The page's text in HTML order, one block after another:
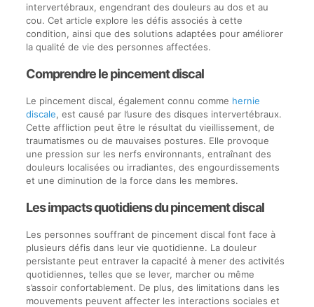
intervertébraux, engendrant des douleurs au dos et au
cou. Cet article explore les défis associés à cette
condition, ainsi que des solutions adaptées pour améliorer
la qualité de vie des personnes affectées.
Comprendre le pincement discal
Le pincement discal, également connu comme hernie
discale, est causé par l’usure des disques intervertébraux.
Cette affliction peut être le résultat du vieillissement, de
traumatismes ou de mauvaises postures. Elle provoque
une pression sur les nerfs environnants, entraînant des
douleurs localisées ou irradiantes, des engourdissements
et une diminution de la force dans les membres.
Les impacts quotidiens du pincement discal
Les personnes souffrant de pincement discal font face à
plusieurs défis dans leur vie quotidienne. La douleur
persistante peut entraver la capacité à mener des activités
quotidiennes, telles que se lever, marcher ou même
s’assoir confortablement. De plus, des limitations dans les
mouvements peuvent affecter les interactions sociales et